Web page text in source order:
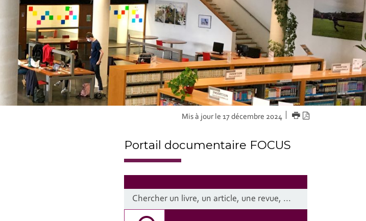
Mis à jour le 17 décembre 2024 IMPRIMER
Portail documentaire FOCUS